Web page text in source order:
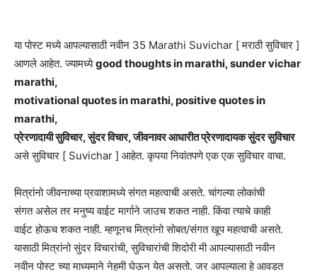
या पोस्ट मध्ये आपल्यासाठी नवीन 35 Marathi Suvichar [ मराठी सुविचार ]
आणले आहेत. ज्यामध्येgood thoughts in marathi, sunder vichar
marathi,
motivational quotes in marathi, positive quotes in
marathi,
प्रेरणादायी सुविचार, सुंदर विचार, जीवनावर आधारीत प्रेरणादायक सुंदर सुविचार
असे सुविचार [ Suvichar ] आहेत. कृपया निवांतपणे एक एक सुविचार वाचा.
मित्रांनो जीवनाच्या प्रवाशामध्ये संगत महत्वाची असते. चांगल्या लोकांची
संगत असेल तर मनुष्य वाईट मार्गाने जाउच शकत नाही. किंवा त्याचे काही
वाईट होऊच शकत नाही. म्हणूनच मित्रांनो सोबत/संगत खूप महत्वाची असते.
यासाठी मित्रांनो सुंदर विचारांची, सुविचारांची शिदोरी मी आपल्यासाठी नवीन
नवीन पोस्ट च्या माध्यमाने नेहमी घेऊन येत असतो. जर आपल्याला हे आवडत